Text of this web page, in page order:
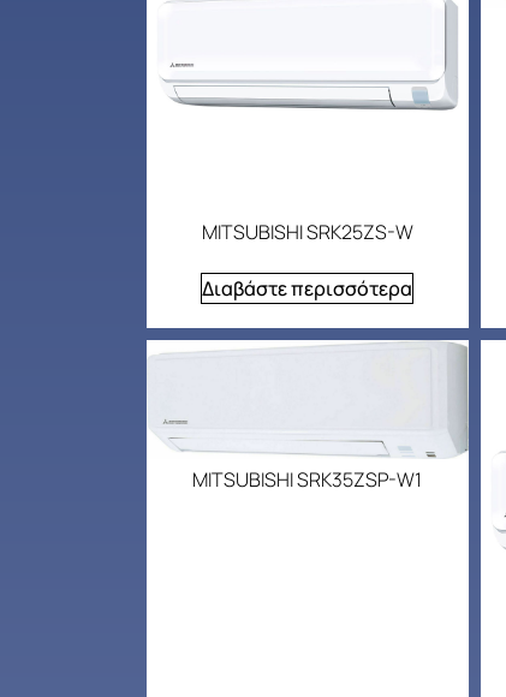
MITSUBISHI SRK25ZS-W
Διαβάστε περισσότερα
MITSUBISHI SRK35ZSP-W1